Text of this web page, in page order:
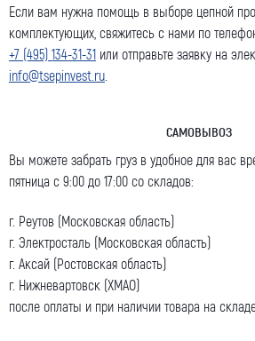
Если вам нужна помощь в выборе цепной
комплектующих, свяжитесь с нами по
+7 (495) 134-31-31 или отправьте заявку на
info@tsepinvest.ru
САМОВЫВОЗ
Вы можете забрать груз в удобное для вас
пятница с 9:00 до 17:00 со складов:
г. Реутов (Московская область)
г. Электросталь (Московская область)
г. Аксай (Ростовская область)
г. Нижневартовск (ХМАО)
после оплаты и при наличии товара на